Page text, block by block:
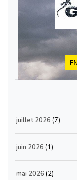
juillet 2026 (7)
juin 2026 (1)
mai 2026 (2)